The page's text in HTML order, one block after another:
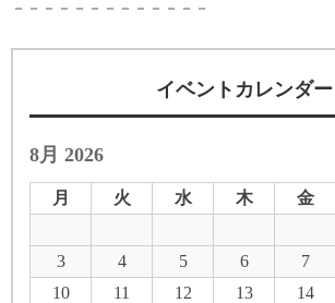
－－－－－－－－－－－－－
イベントカレンダー
8月 2026
月 火 水 木 金
3
4 5 6 7
10
11 12 13 14